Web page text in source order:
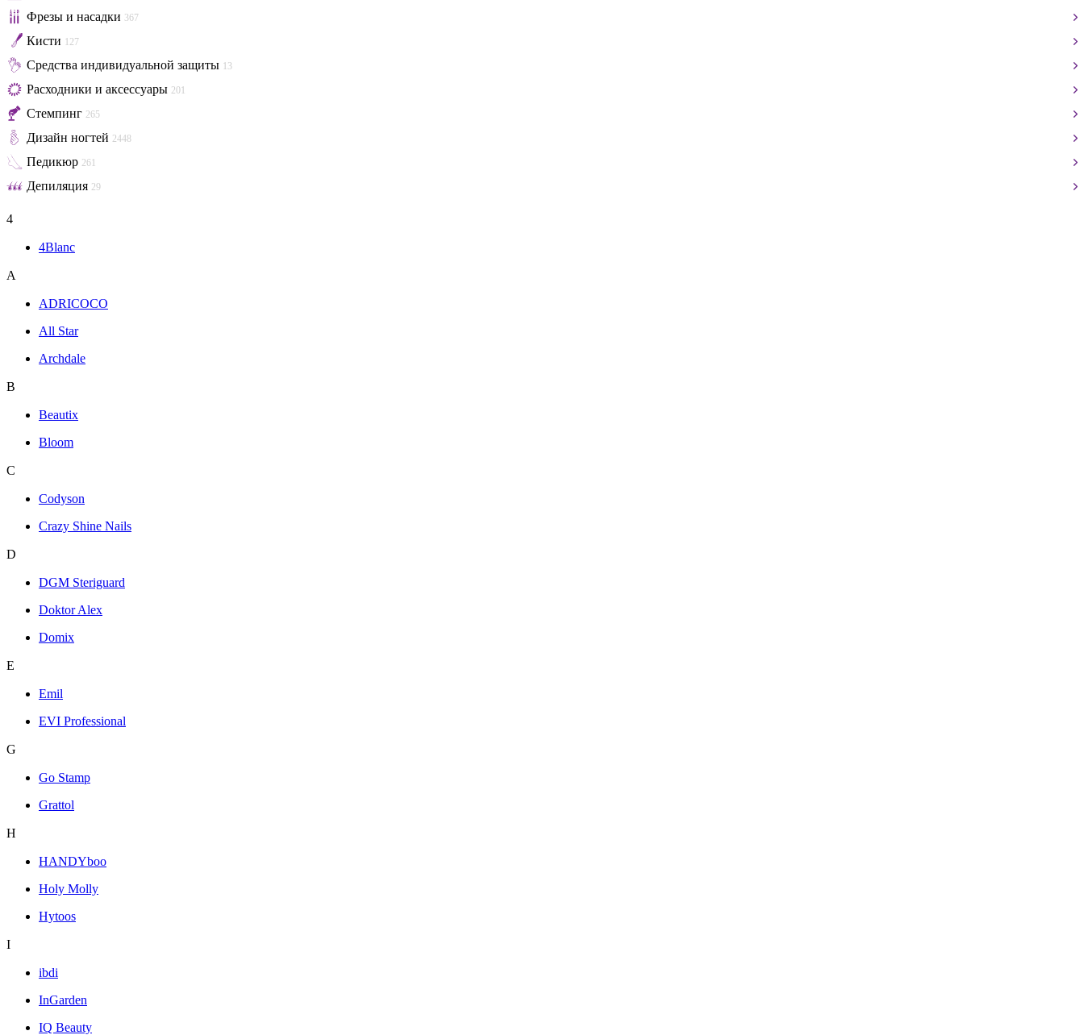
Фрезы и насадки 367
Кисти 127
Средства индивидуальной защиты 13
Расходники и аксессуары 201
Стемпинг 265
Дизайн ногтей 2448
Педикюр 261
Депиляция 29
4
4Blanc
A
ADRICOCO
All Star
Archdale
B
Beautix
Bloom
C
Codyson
Crazy Shine Nails
D
DGM Steriguard
Doktor Alex
Domix
E
Emil
EVI Professional
G
Go Stamp
Grattol
H
HANDYboo
Holy Molly
Hytoos
I
ibdi
InGarden
IQ Beauty